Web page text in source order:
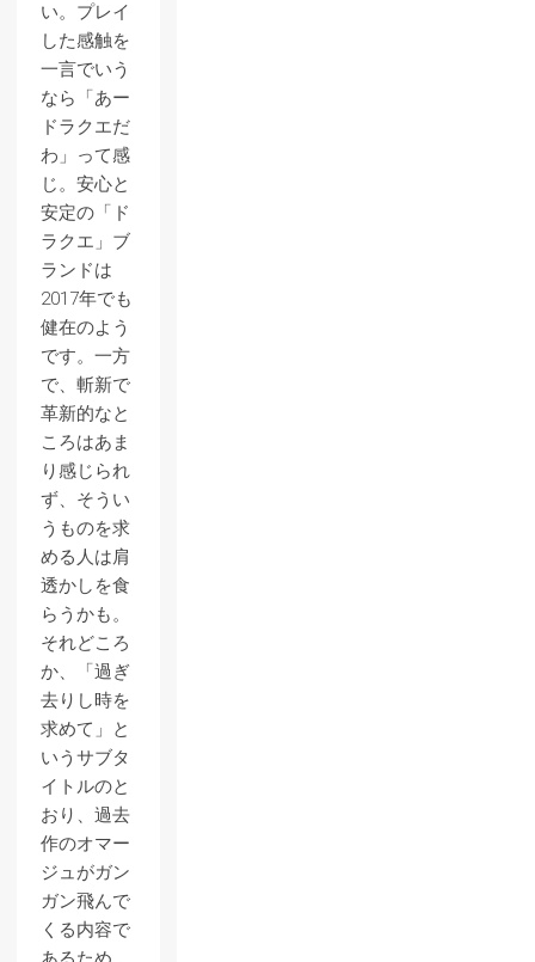
い。プレイ
した感触を
一言でいう
なら「あー
ドラクエだ
わ」って感
じ。安心と
安定の「ド
ラクエ」ブ
ランドは
2017年でも
健在のよう
です。一方
で、斬新で
革新的なと
ころはあま
り感じられ
ず、そうい
うものを求
める人は肩
透かしを食
らうかも。
それどころ
か、「過ぎ
去りし時を
求めて」と
いうサブタ
イトルのと
おり、過去
作のオマー
ジュがガン
ガン飛んで
くる内容で